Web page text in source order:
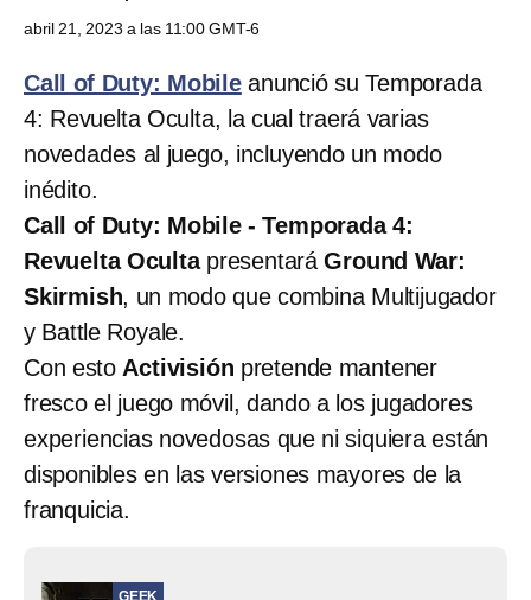
abril 21, 2023 a las 11:00 GMT-6
Call of Duty: Mobileanunció su Temporada
4: Revuelta Oculta, la cual traerá varias
novedades al juego, incluyendo un modo
inédito.
Call of Duty: Mobile - Temporada 4:
Revuelta OcultapresentaráGround War:
Skirmish, un modo que combina Multijugador
y Battle Royale.
Con esto Activisión pretende mantener
fresco el juego móvil, dando a los jugadores
experiencias novedosas que ni siquiera están
disponibles en las versiones mayores de la
franquicia.
GEEK